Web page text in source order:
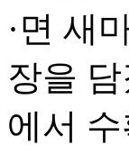
·면 새
장을
에서